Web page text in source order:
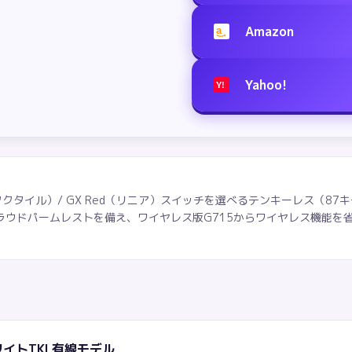
a Amazon
Y! Yahoo!
タイル）/ GX Red（リニア）スイッチを選べるテンキーレス（87
ウドパームレストを備え、ワイヤレス版G715からワイヤレス機能